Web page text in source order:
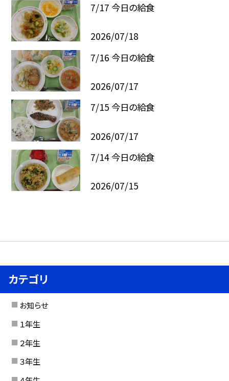
7/17 今日の給食
2026/07/18
7/16 今日の給食
2026/07/17
7/15 今日の給食
2026/07/17
7/14 今日の給食
2026/07/15
カテゴリ
お知らせ
１年生
２年生
３年生